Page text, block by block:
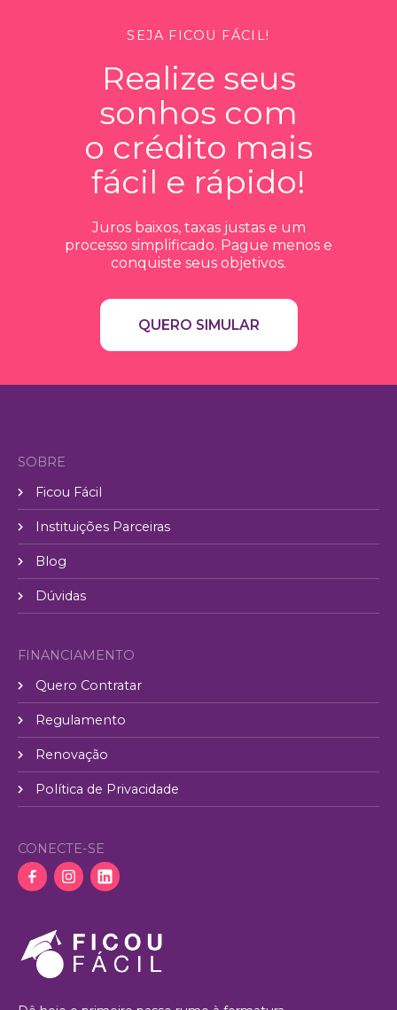
SEJA FICOU FÁCIL!
Realize seus
sonhos com
o crédito mais
fácil e rápido!
Juros baixos, taxas justas e um
processo simplificado. Pague menos e
conquiste seus objetivos.
QUERO SIMULAR
SOBRE
Ficou Fácil
Instituições Parceiras
Blog
Dúvidas
FINANCIAMENTO
Quero Contratar
Regulamento
Renovação
Política de Privacidade
CONECTE-SE